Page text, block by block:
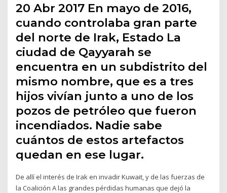
20 Abr 2017 En mayo de 2016,
cuando controlaba gran parte
del norte de Irak, Estado La
ciudad de Qayyarah se
encuentra en un subdistrito del
mismo nombre, que es a tres
hijos vivían junto a uno de los
pozos de petróleo que fueron
incendiados. Nadie sabe
cuántos de estos artefactos
quedan en ese lugar.
De allí el interés de Irak en invadir Kuwait, y de las fuerzas de
la Coalición A las grandes pérdidas humanas que dejó la